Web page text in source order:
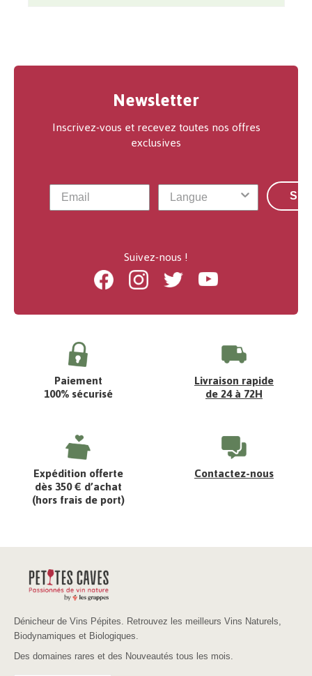
Newsletter
Inscrivez-vous et recevez toutes nos offres
exclusives
Suivez-nous !
FacebookInstagramTwitter Youtube
Paiement
100% sécurisé
Livraison rapide
de 24 à 72H
Expédition offerte
dès 350 € d’achat
(hors frais de port)
Contactez-nous
Dénicheur de Vins Pépites. Retrouvez les meilleurs Vins Naturels,
Biodynamiques et Biologiques.
Des domaines rares et des Nouveautés tous les mois.